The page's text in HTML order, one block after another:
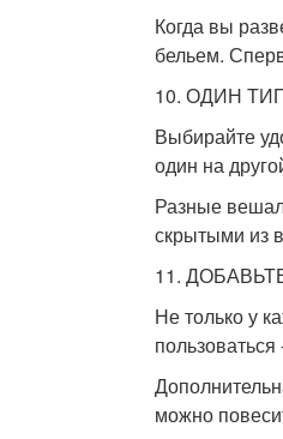
Когда вы
бельем.
10. ОДИН
Выбирайте
один на
Разные
скрытыми из
11.
Не только у
можно